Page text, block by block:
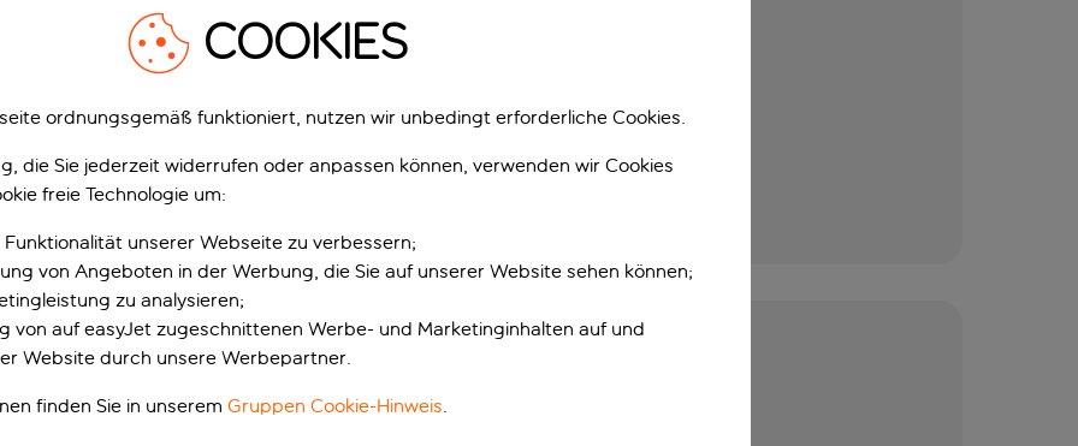
COOKIES
ordnungsgemäß funktioniert, nutzen wir unbedingt erforderliche Cookies.
die Sie jederzeit widerrufen oder anpassen können, verwenden wir Cookies
freie Technologie um:
unserer Webseite zu verbessern;
von Angeboten in der Werbung, die Sie auf unserer Website sehen können;
zu analysieren;
von auf easyJet zugeschnittenen Werbe- und Marketinginhalten auf und
Website durch unsere Werbepartner.
finden Sie in unserem Gruppen Cookie-Hinweis.